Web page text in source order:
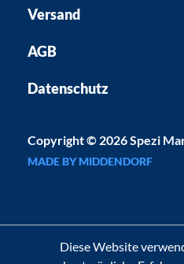
Versand
AGB
Datenschutz
Copyright © 2026 Spezi
MADE BY MIDDENDORF
Diese Website